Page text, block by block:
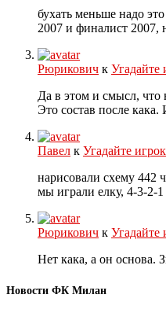
бухать меньше надо
2007 и финалист 2007,
Рюрикович к Угадайте
Да в этом и смысл, что
Это состав после кака.
Павел к Угадайте
нарисовали схему 442
мы играли елку, 4-3-2-
Рюрикович к Угадайте
Нет кака, а он основа.
Новости ФК Милан